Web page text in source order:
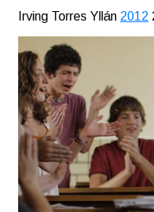
Irving Torres Yllán 2012